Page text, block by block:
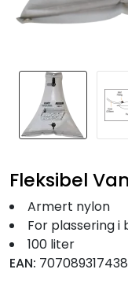
Fleksibel
Armert nylon
For plassering i
100 liter
EAN:
Nyheter